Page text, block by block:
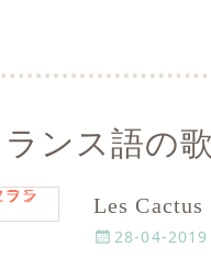
ンス語の
Les Cactus
P 28-04-2019